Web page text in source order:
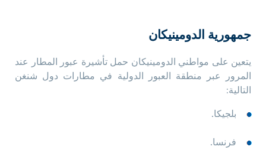
جمهورية الدومينيكان
يتعين على مواطني الدومينيكان حمل تأشيرة عبور المطار عند
المرور عبر منطقة العبور الدولية في مطارات دول شنغن
التالية:
بلجيكا.
فرنسا.